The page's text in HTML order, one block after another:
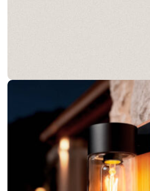
Luminaires extérieurs en acier
imitation bois. Existe sous forme
murales ou balises en saillie.